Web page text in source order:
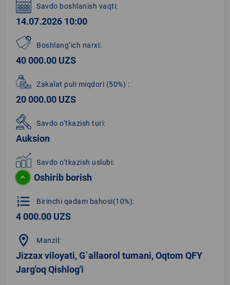
Savdo boshlanish vaqti:
14.07.2026 10:00
Boshlang‘ich narxi:
40 000.00 UZS
Zakalat puli miqdori (50%) :
20 000.00 UZS
Savdo o‘tkazish turi:
Auksion
Savdo o‘tkazish uslubi:
Oshirib borish
format_list_numbered Birinchi qadam bahosi(10%):
4 000.00 UZS
location_on Manzil:
Jizzax viloyati, G`allaorol tumani, Oqtom QFY
Jarg'oq Qishlog'i